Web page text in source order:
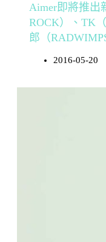
Aimer即將推出
ROCK）、TK
郎（
2016-05-20